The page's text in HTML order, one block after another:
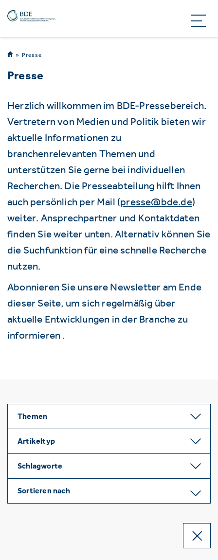
Presse
Presse
Herzlich willkommen im BDE-Pressebereich.
Vertretern von Medien und Politik bieten wir
aktuelle Informationen zu
branchenrelevanten Themen und
unterstützen Sie gerne bei individuellen
Recherchen. Die Presseabteilung hilft Ihnen
auch persönlich per Mail (presse@bde.de)
weiter. Ansprechpartner und Kontaktdaten
finden Sie weiter unten. Alternativ können Sie
die Suchfunktion für eine schnelle Recherche
nutzen.
Abonnieren Sie unsere Newsletter am Ende
dieser Seite, um sich regelmäßig über
aktuelle Entwicklungen in der Branche zu
informieren .
Themen
Artikeltyp
Schlagworte
Sortieren nach